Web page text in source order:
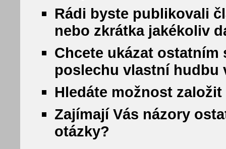
Rádi byste publikovali
nebo zkrátka jakékoliv
Chcete ukázat
poslechu vlastní hudbu
Hledáte možnost
Zajímají Vás názory
otázky?